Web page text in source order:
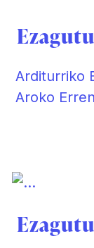
Arditurriko
Aroko